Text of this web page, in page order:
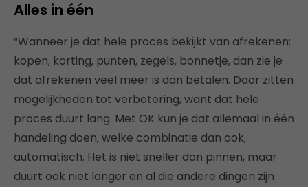
Alles in één
“Wanneer je dat hele proces bekijkt van afrekenen:
kopen, korting, punten, zegels, bonnetje, dan zie je
dat afrekenen veel meer is dan betalen. Daar zitten
mogelijkheden tot verbetering, want dat hele
proces duurt lang. Met OK kun je dat allemaal in één
handeling doen, welke combinatie dan ook,
automatisch. Het is niet sneller dan pinnen, maar
duurt ook niet langer en al die andere dingen zijn